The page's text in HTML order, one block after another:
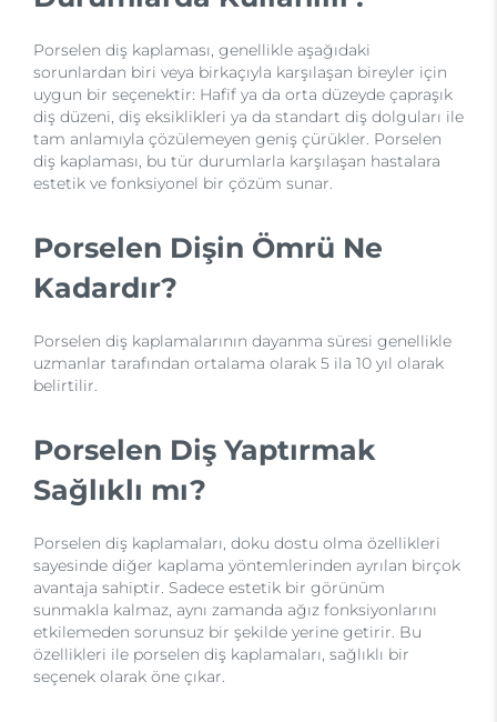
Porselen diş kaplaması, genellikle aşağıdaki
sorunlardan biri veya birkaçıyla karşılaşan bireyler için
uygun bir seçenektir: Hafif ya da orta düzeyde çapraşık
diş düzeni, diş eksiklikleri ya da standart diş dolguları ile
tam anlamıyla çözülemeyen geniş çürükler. Porselen
diş kaplaması, bu tür durumlarla karşılaşan hastalara
estetik ve fonksiyonel bir çözüm sunar.
Porselen Dişin Ömrü Ne
Kadardır?
Porselen diş kaplamalarının dayanma süresi genellikle
uzmanlar tarafından ortalama olarak 5 ila 10 yıl olarak
belirtilir.
Porselen Diş Yaptırmak
Sağlıklı mı?
Porselen diş kaplamaları, doku dostu olma özellikleri
sayesinde diğer kaplama yöntemlerinden ayrılan birçok
avantaja sahiptir. Sadece estetik bir görünüm
sunmakla kalmaz, aynı zamanda ağız fonksiyonlarını
etkilemeden sorunsuz bir şekilde yerine getirir. Bu
özellikleri ile porselen diş kaplamaları, sağlıklı bir
seçenek olarak öne çıkar.